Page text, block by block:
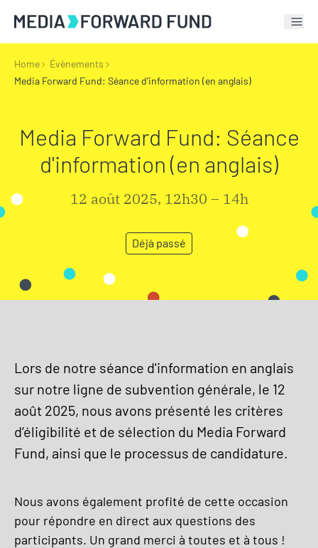
Home
Évènements
Media Forward Fund: Séance d'information (en anglais)
Media Forward Fund: Séance
d'information (en anglais)
12 août 2025, 12h30 – 14h
Déjà passé
Lors de notre séance d'information en anglais
sur notre ligne de subvention générale, le 12
août 2025, nous avons présenté les critères
d’éligibilité et de sélection du Media Forward
Fund, ainsi que le processus de candidature.
Nous avons également profité de cette occasion
pour répondre en direct aux questions des
participants. Un grand merci à toutes et à tous !